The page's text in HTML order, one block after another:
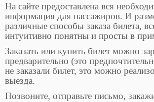
На сайте предоставлена вся
информация для пассажиров. И
различные способы заказа билета,
интуитивно понятны и просты в
Заказать или купить билет можно
предварительно (это
не заказали билет, это можно
выезда.
Позвоните, отправьте письмо,